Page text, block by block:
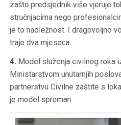
zašto predsjednik više vjeruje
stručnjacima nego
je to nadležnost. I dragovoljno
traje dva mjeseca.
4. ⁠Model služenja civilnog roka
Ministarstvom unutarnjih
partnerstvu Civilne zaštite s
je model spreman.